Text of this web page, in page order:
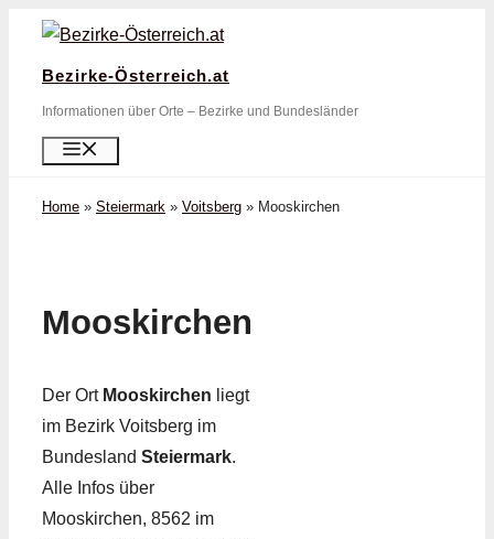
Zum
springen
Bezirke-Österreich.at
Informationen über Orte – Bezirke und Bundesländer
Home » Steiermark » Voitsberg » Mooskirchen
Mooskirchen
Der Ort Mooskirchen liegt
im Bezirk Voitsberg im
Bundesland Steiermark.
Alle Infos über
Mooskirchen, 8562 im